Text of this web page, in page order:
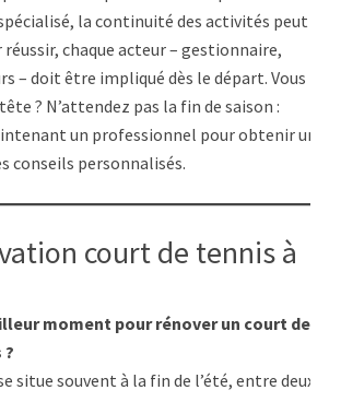
la continuité des activités peut
réussir, chaque acteur – gestionnaire,
– doit être impliqué dès le départ. Vous
? N’attendez pas la fin de saison :
un professionnel pour obtenir un
conseils personnalisés.
court de tennis à
moment pour rénover un court de
?
situe souvent à la fin de l’été, entre deux